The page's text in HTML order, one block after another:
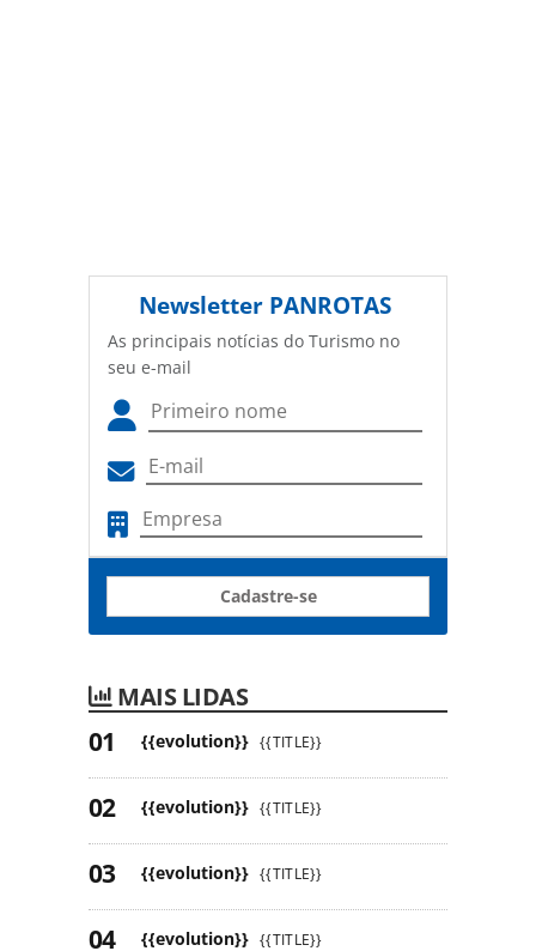
Newsletter PANROTAS
As principais notícias do Turismo no
seu e-mail
Cadastre-se
MAIS LIDAS
{{evolution}} {{TITLE}}
{{evolution}} {{TITLE}}
{{evolution}} {{TITLE}}
{{evolution}} {{TITLE}}